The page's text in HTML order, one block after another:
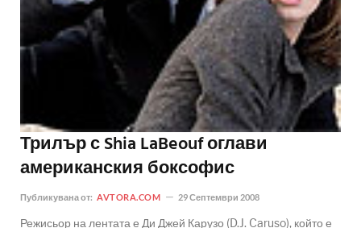
Трилър с Shia LaBeouf оглави
американския боксофис
Публикувана от: AVTORA.COM 29 Септември 2008
Режисьор на лентата е Ди Джей Карузо (D.J. Caruso), който е